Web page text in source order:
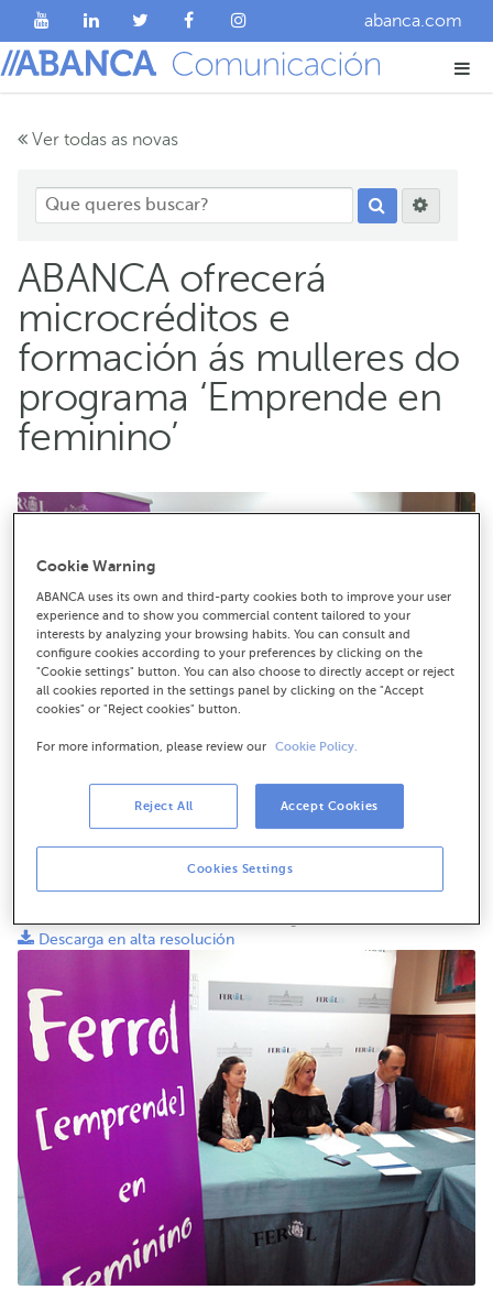
abanca.com
Ver todas as novas
ABANCA ofrecerá
microcréditos e
formación ás mulleres do
programa ‘Emprende en
feminino’
Responsabilidade Social Corporativa de ABANCA; Beatriz
Descarga en alta resolución
Cookie Warning
ABANCA uses its own and third-party cookies both to improve your user
experience and to show you commercial content tailored to your
interests by analyzing your browsing habits. You can consult and
configure cookies according to your preferences by clicking on the
"Cookie settings" button. You can also choose to directly accept or reject
all cookies reported in the settings panel by clicking on the "Accept
cookies" or "Reject cookies" button.
For more information, please review our Cookie Policy.
Cookies Settings
Reject All Accept Cookies